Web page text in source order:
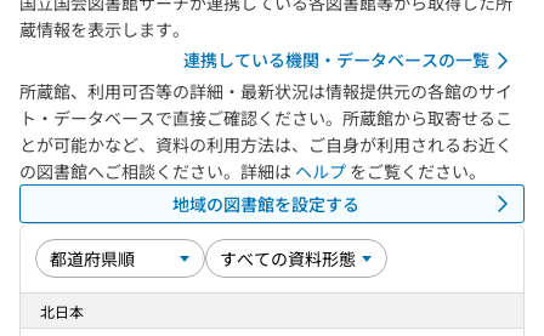
蔵情報を表示します。
連携している機関・データベースの一覧
所蔵館、利用可否等の詳細・最新状況は情報提供元の各館のサイ
ト・データベースで直接ご確認ください。所蔵館から取寄せるこ
とが可能かなど、資料の利用方法は、ご自身が利用されるお近く
の図書館へご相談ください。詳細は ヘルプ をご覧ください。
地域の図書館を設定する
北日本